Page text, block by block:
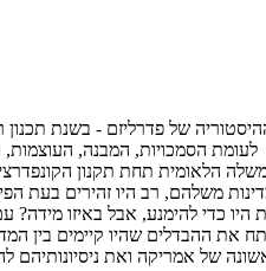
של פדרליזם - בשנת
לעומת הסמכויות, המבנה,
הלאומית תחת תקנון
משלהם, רב היו זהירים בעת
היו כדי להימנע, אבל באיזו מידה?
את ההבדלים שהיו קיימים בין